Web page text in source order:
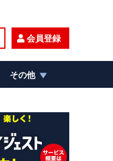
会員登録
その他